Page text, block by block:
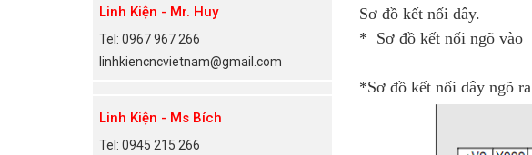
Linh Kiện - Mr. Huy
Tel: 0967 967 266
linhkiencncvietnam@gmail.com
Linh Kiện - Ms Bích
Tel: 0945 215 266
Sơ đồ kết nối dây.
* Sơ đồ kết nối ngõ vào
*Sơ đồ kết nối dây ngõ ra